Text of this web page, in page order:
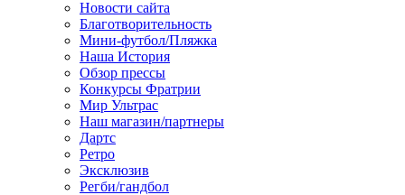
Новости сайта
Благотворительность
Мини-футбол/Пляжка
Наша История
Обзор прессы
Конкурсы Фратрии
Мир Ультрас
Наш магазин/партнеры
Дартс
Ретро
Эксклюзив
Регби/гандбол